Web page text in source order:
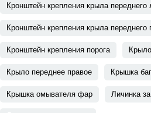
Кронштейн крепления крыла переднего
Кронштейн крепления крыла переднего
Кронштейн крепления порога
Крыло переднее правое Крышка
Крышка омывателя фар Личинка